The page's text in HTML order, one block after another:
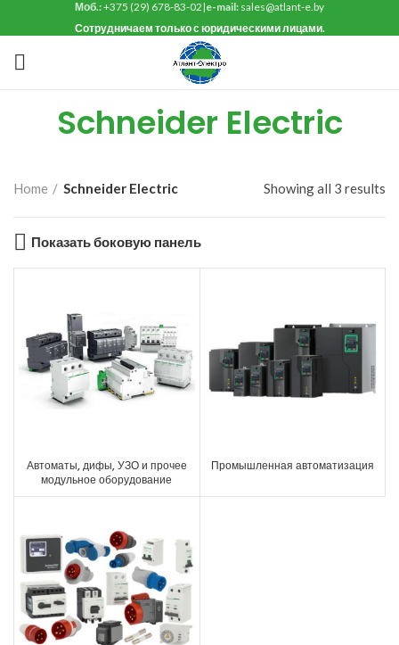
Моб.:+375 (29) 678-83-02 |e-mail: sales@atlant-e.by
Сотрудничаем только с юридическими лицами.
Schneider Electric
Home Schneider Electric Showing all 3 results
Показать боковую панель
Автоматы, дифы, УЗО и прочее
модульное оборудование
Промышленная автоматизация